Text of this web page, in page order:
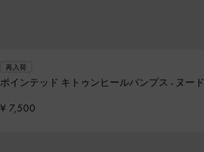
再入荷
ポインテッド キトゥンヒールパンプス - ヌード
¥ 7,500